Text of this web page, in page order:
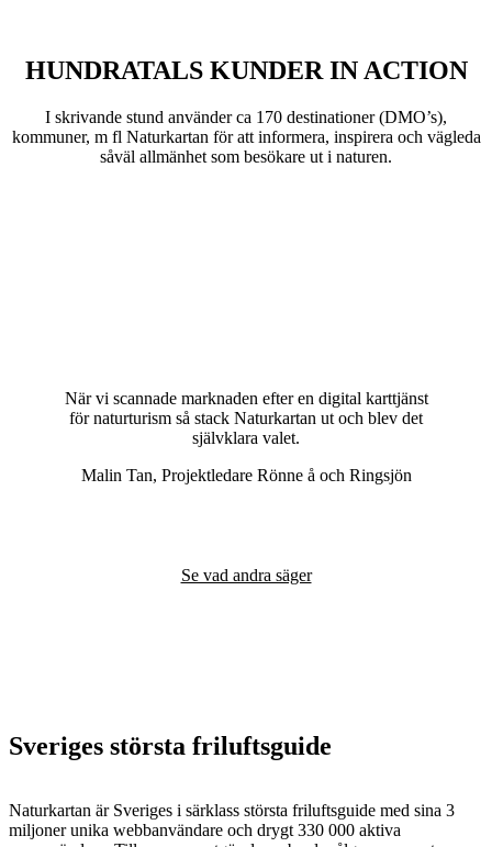
HUNDRATALS KUNDER IN ACTION
I skrivande stund använder ca 170 destinationer (DMO’s),
kommuner, m fl Naturkartan för att informera, inspirera och vägleda
såväl allmänhet som besökare ut i naturen.
När vi scannade marknaden efter en digital karttjänst
för naturturism så stack Naturkartan ut och blev det
självklara valet.
Malin Tan, Projektledare Rönne å och Ringsjön
Se vad andra säger
Sveriges största friluftsguide
Naturkartan är Sveriges i särklass största friluftsguide med sina 3
miljoner unika webbanvändare och drygt 330 000 aktiva